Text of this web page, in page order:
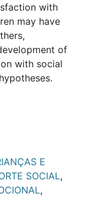
with
may have
of
with social
E
SOCIAL,
,